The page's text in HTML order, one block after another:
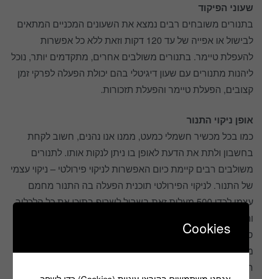
שעוני הפיקוד
בתנורים משובחים רבים נמצא את השעונים המכניים המתאים
לבישול או אפייה של עד 120 דקות וזאת ללא כל אפשרות
להעפלת טיימר. בתנורים משולבים אחרים, מתקדמים יותר, נוכל
ליהנות מתנורים עם שעון דיגיטלי בהם יכולת הפעלה לפרקי זמן
קצובים, הפעלת טיימר והפעלת תזכורות.
אופן ניקוי התנור
כמו בכל מכשיר חשמלי כמעט, ממנו אנו נהנים, חשוב לקחת
בחשבון ולתת את הדעת לאופן בו ניתן לנקות אותו. לתנורים
משולבים רבים קיימת כיום האפשרות לניקוי פירולטי – ניקוי עצמי
של התנור. לניקוי הפירולטי תוכנית הפעלה בה התנור מחמם
עצמו לכדי 500 מעלות זאת בשביל לשרוף בתוכו את כל הלכלוך
והשומן שהצטבר. לאחר החימום כל מה שנותר הוא להעביר
סמרטוט לח כשהתנור מתקרר על מנת לנקות את הפיח שנותר
מתהליך השריפה המבוקר.
חשוב לוודא שפנים התנור העשוי אימייל (חומר צבעוני הנוצר
Cookies